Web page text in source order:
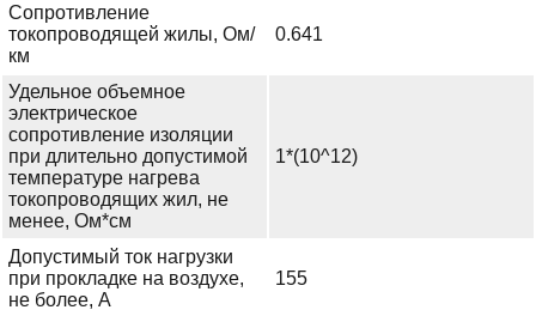
Сопротивление
токопроводящей жилы, Ом/
км
0.641
Удельное объемное
электрическое
сопротивление изоляции
при длительно допустимой
температуре нагрева
токопроводящих жил, не
менее, Ом*см
1*(10^12)
Допустимый ток нагрузки
при прокладке на воздухе,
не более, А
155